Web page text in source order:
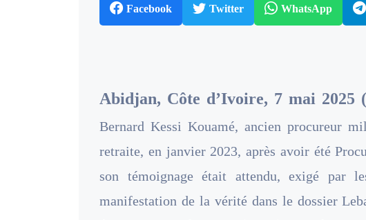
Facebook Twitter WhatsApp
Abidjan, Côte d’Ivoire, 7 mai 2025 (
Bernard Kessi Kouamé, ancien procureur
retraite, en janvier 2023, après avoir été
son témoignage était attendu, exigé par
manifestation de la vérité dans le dossier